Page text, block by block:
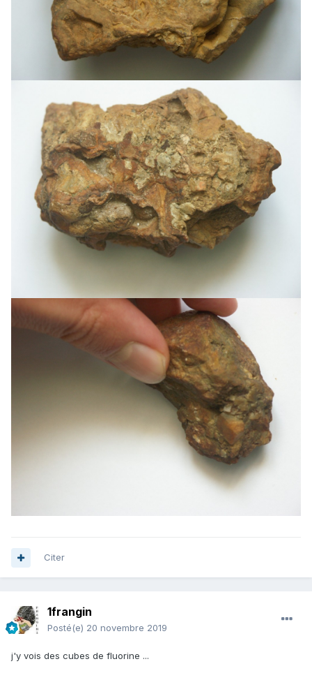
Citer
1frangin
Posté(e) 20 novembre 2019
j'y vois des cubes de fluorine ...